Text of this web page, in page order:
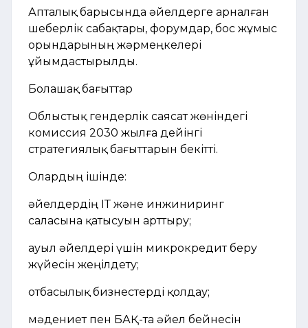
Апталық барысында әйелдерге арналған
шеберлік сабақтары, форумдар, бос жұмыс
орындарының жәрмеңкелері
ұйымдастырылды.
Болашақ бағыттар
Облыстық гендерлік саясат жөніндегі
комиссия 2030 жылға дейінгі
стратегиялық бағыттарын бекітті.
Олардың ішінде:
әйелдердің ІТ және инжиниринг
саласына қатысуын арттыру;
ауыл әйелдері үшін микрокредит беру
жүйесін жеңілдету;
отбасылық бизнестерді қолдау;
мәдениет пен БАҚ-та әйел бейнесін